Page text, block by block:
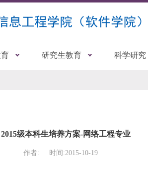
研究生教育 科学研究
2015级本科生培养方案-网络工程专业
作者: 时间:2015-10-19